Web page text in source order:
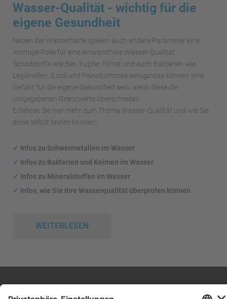
Wasser-Qualität - wichtig für die
eigene Gesundheit
Neben der Wasserhärte spielen auch andere Parameter eine
wichtige Rolle für eine einwandfreie Wasser-Qualität.
Schadstoffe wie Blei, Kupfer, Nitrat und auch Bakterien wie
Legionellen, E.coli und Pseudomonas aeruginosa können eine
Gefahr für die eigene Gesundheit sein, wenn diese die
vorgegebenen Grenzwerte überschreiten.
Erfahren Sie hier mehr zum Thema Wasser-Qualität und wie Sie
diese selbst testen können!
✓ Infos zu Schwermetallen im Wasser
✓ Infos zu Bakterien und Keimen im Wasser
✓ Infos zu Mineralstoffen im Wasser
✓ Infos, wie Sie Ihre Wasserqualität überprüfen können
WEITERLESEN